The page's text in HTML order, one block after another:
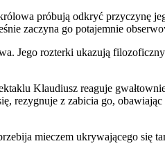
próbują odkryć przyczynę
zaczyna go potajemnie
Jego rozterki ukazują
Klaudiusz reaguje
rezygnuje z zabicia go, obawiając
mieczem ukrywającego się